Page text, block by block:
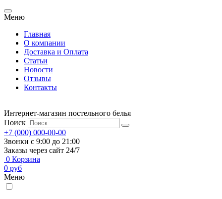
Меню
Главная
О компании
Доставка и Оплата
Статьи
Новости
Отзывы
Контакты
Интернет-магазин постельного белья
Поиск
+7 (000) 000-00-00
Звонки с 9:00 до 21:00
Заказы через сайт 24/7
0 Корзина
0 руб
Меню